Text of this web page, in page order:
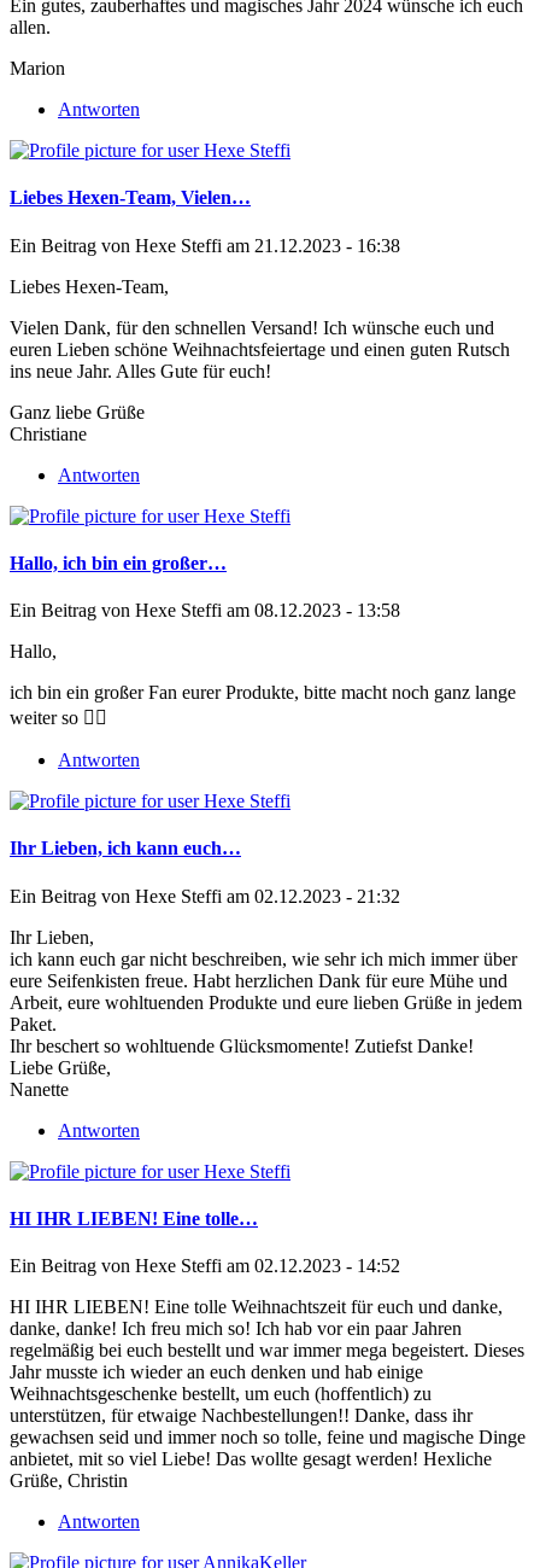
Ein gutes, zauberhaftes und magisches Jahr 2024 wünsche ich euch
allen.
Marion
Antworten
Liebes Hexen-Team, Vielen…
Ein Beitrag von Hexe Steffi am 21.12.2023 - 16:38
Liebes Hexen-Team,
Vielen Dank, für den schnellen Versand! Ich wünsche euch und
euren Lieben schöne Weihnachtsfeiertage und einen guten Rutsch
ins neue Jahr. Alles Gute für euch!
Ganz liebe Grüße
Christiane
Antworten
Hallo, ich bin ein großer…
Ein Beitrag von Hexe Steffi am 08.12.2023 - 13:58
Hallo,
ich bin ein großer Fan eurer Produkte, bitte macht noch ganz lange
weiter so 👍🏻
Antworten
Ihr Lieben, ich kann euch…
Ein Beitrag von Hexe Steffi am 02.12.2023 - 21:32
Ihr Lieben,
ich kann euch gar nicht beschreiben, wie sehr ich mich immer über
eure Seifenkisten freue. Habt herzlichen Dank für eure Mühe und
Arbeit, eure wohltuenden Produkte und eure lieben Grüße in jedem
Paket.
Ihr beschert so wohltuende Glücksmomente! Zutiefst Danke!
Liebe Grüße,
Nanette
Antworten
HI IHR LIEBEN! Eine tolle…
Ein Beitrag von Hexe Steffi am 02.12.2023 - 14:52
HI IHR LIEBEN! Eine tolle Weihnachtszeit für euch und danke,
danke, danke! Ich freu mich so! Ich hab vor ein paar Jahren
regelmäßig bei euch bestellt und war immer mega begeistert. Dieses
Jahr musste ich wieder an euch denken und hab einige
Weihnachtsgeschenke bestellt, um euch (hoffentlich) zu
unterstützen, für etwaige Nachbestellungen!! Danke, dass ihr
gewachsen seid und immer noch so tolle, feine und magische Dinge
anbietet, mit so viel Liebe! Das wollte gesagt werden! Hexliche
Grüße, Christin
Antworten